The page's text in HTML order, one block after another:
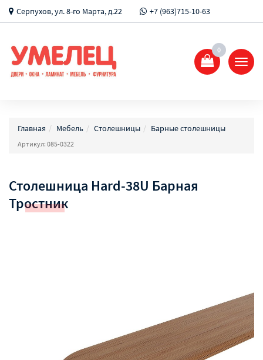
Серпухов, ул. 8-го Марта, д.22 +7 (963)715-10-63
0
Главная Мебель Столешницы Барные столешницы
Артикул: 085-0322
Столешница Hard-38U Барная
Тростник